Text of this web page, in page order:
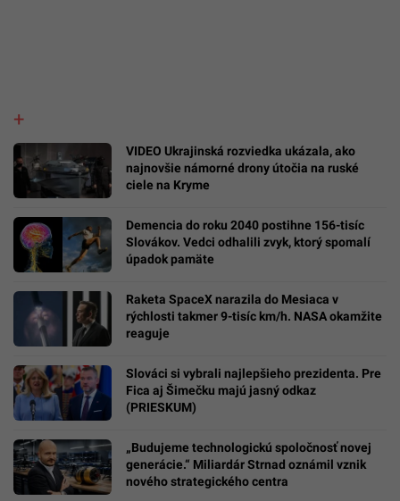
VIDEO Ukrajinská rozviedka ukázala, ako
najnovšie námorné drony útočia na ruské
ciele na Kryme
Demencia do roku 2040 postihne 156-tisíc
Slovákov. Vedci odhalili zvyk, ktorý spomalí
úpadok pamäte
Raketa SpaceX narazila do Mesiaca v
rýchlosti takmer 9-tisíc km/h. NASA okamžite
reaguje
Slováci si vybrali najlepšieho prezidenta. Pre
Fica aj Šimečku majú jasný odkaz
(PRIESKUM)
„Budujeme technologickú spoločnosť novej
generácie.“ Miliardár Strnad oznámil vznik
nového strategického centra